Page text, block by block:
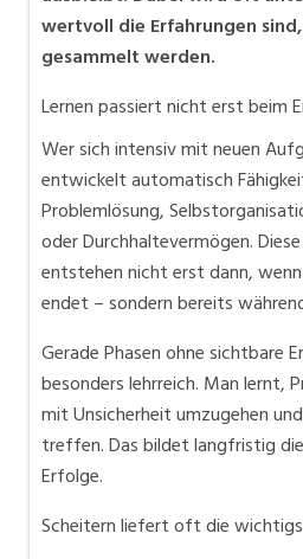
wertvoll die Erfahrungen
gesammelt werden.
Lernen passiert nicht erst beim
Wer sich intensiv mit neuen
entwickelt automatisch
Problemlösung,
oder Durchhaltevermögen.
entstehen nicht erst dann,
endet – sondern bereits
Gerade Phasen ohne sichtbare
besonders lehrreich. Man lernt,
mit Unsicherheit umzugehen
treffen. Das bildet langfristig
Erfolge.
Scheitern liefert oft die